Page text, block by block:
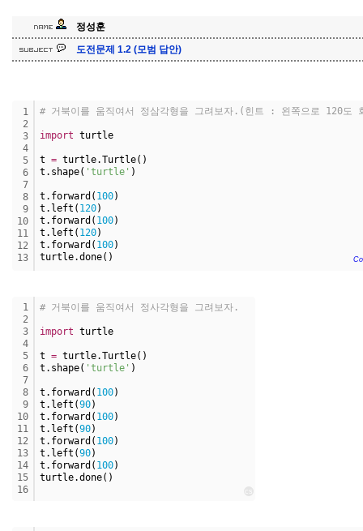
정성훈
도전문제 1.2 (모범 답안)
1
2
3
4
5
6
7
8
9
10
11
12
13
# 거북이를 움직여서 정삼각형을 그려보자.(힌트 : 왼쪽으로 120도
import turtle
t = turtle.Turtle()
t.shape( 'turtle' )
t.forward( 100)
t.left( 120)
t.forward( 100)
t.left( 120)
t.forward( 100)
turtle.done()
1
2
3
4
5
6
7
8
9
10
11
12
13
14
15
16
# 거북이를 움직여서 정사각형을 그려보자.
import turtle
t = turtle.Turtle()
t.shape( 'turtle' )
t.forward( 100)
t.left(90)
t.forward( 100)
t.left(90)
t.forward( 100)
t.left(90)
t.forward( 100)
turtle.done()